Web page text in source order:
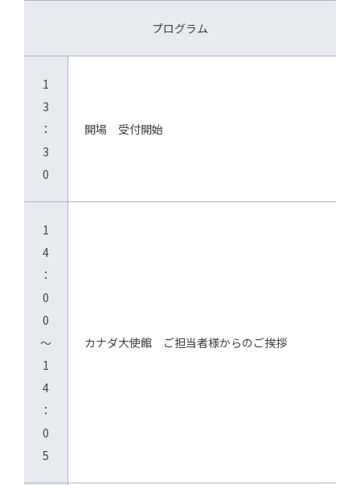
プログラム
1
3
：
3
0
開場 受付開始
1
4
：
0
0
～
1
4
：
0
5
カナダ大使館 ご担当者様からのご挨拶